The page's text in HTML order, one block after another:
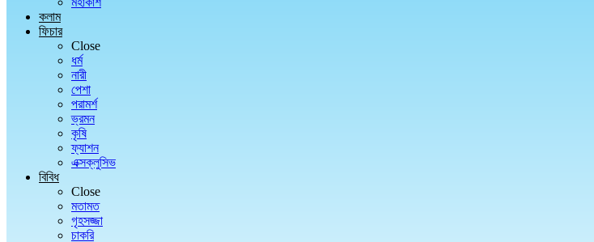
কলাম
ফিচার
Close
ধর্ম
নারী
পেশা
পরামর্শ
ভ্রমন
কৃষি
ফ্যাশন
এক্সক্লুসিভ
বিবিধ
Close
মতামত
গৃহসজ্জা
চাকরি